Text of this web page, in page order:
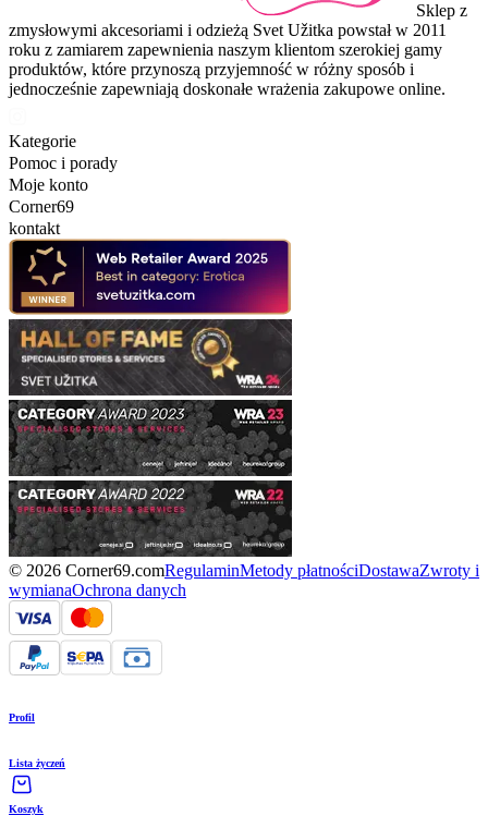
Sklep z
zmysłowymi akcesoriami i odzieżą Svet Užitka powstał w 2011
roku z zamiarem zapewnienia naszym klientom szerokiej gamy
produktów, które przynoszą przyjemność w różny sposób i
jednocześnie zapewniają doskonałe wrażenia zakupowe online.
Kategorie
Pomoc i porady
Moje konto
Corner69
kontakt
© 2026 Corner69.comRegulaminMetody płatnościDostawaZwroty i
wymianaOchrona danych
Profil
Lista życzeń
Koszyk